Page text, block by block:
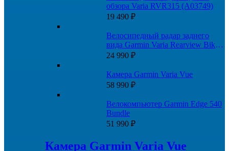
обзора Varia RVR315 (A03749)
19 490 ₽
Велосипедный радар заднего
вида Garmin Varia Rearview Bike
Radar RTL500
24 990 ₽
Камера Garmin Varia Vue
58 990 ₽
Велокомпьютер Garmin Edge 540
Bundle
51 990 ₽
Камера Garmin Varia Vue